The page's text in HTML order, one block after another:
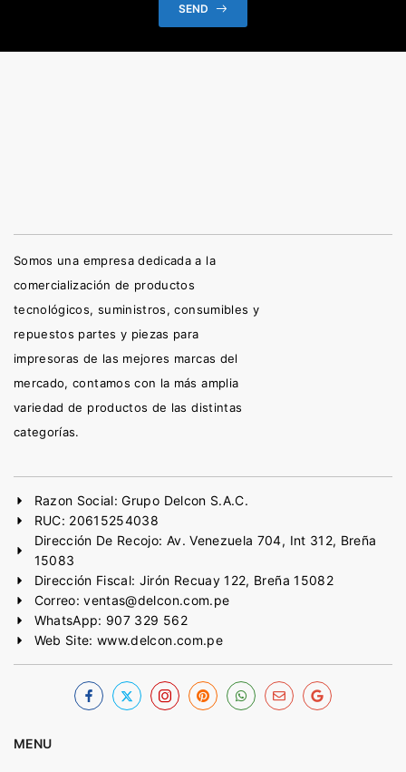
SEND
Somos una empresa dedicada a la
comercialización de productos
tecnológicos, suministros, consumibles y
repuestos partes y piezas para
impresoras de las mejores marcas del
mercado, contamos con la más amplia
variedad de productos de las distintas
categorías.
Razon Social: Grupo Delcon S.A.C.
RUC: 20615254038
Dirección De Recojo: Av. Venezuela 704, Int 312, Breña
15083
Dirección Fiscal: Jirón Recuay 122, Breña 15082
Correo: ventas@delcon.com.pe
WhatsApp: 907 329 562
Web Site: www.delcon.com.pe
MENU